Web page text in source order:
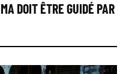
DOIT ÊTRE GUIDÉ PAR